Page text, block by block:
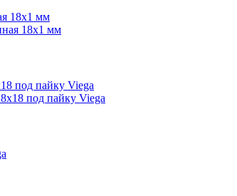
18х1 мм
под пайку Viega